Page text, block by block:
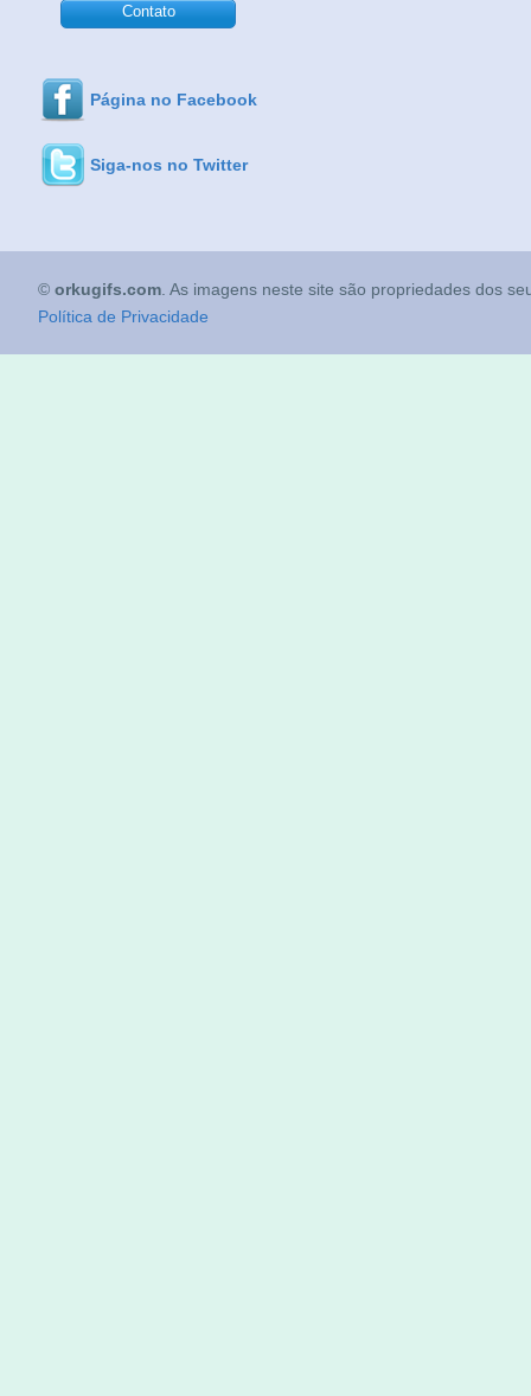
Contato
Página no Facebook
Siga-nos no Twitter
© orkugifs.com . As imagens neste site são propriedades dos
Política de Privacidade